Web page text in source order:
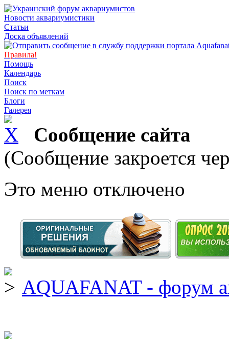
Новости аквариумистики
Статьи
Доска объявлений
Правила!
Помощь
Календарь
Поиск
Поиск по меткам
Блоги
Галерея
Сообщение сайта
(Сообщение закроется
Это меню отключено
AQUAFANAT - форум